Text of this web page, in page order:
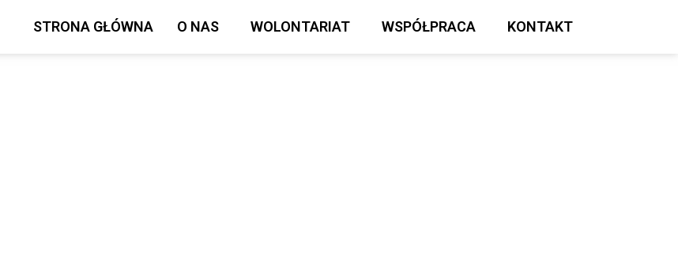
STRONA GŁÓWNA O NAS WOLONTARIAT WSPÓŁPRACA KONTAKT